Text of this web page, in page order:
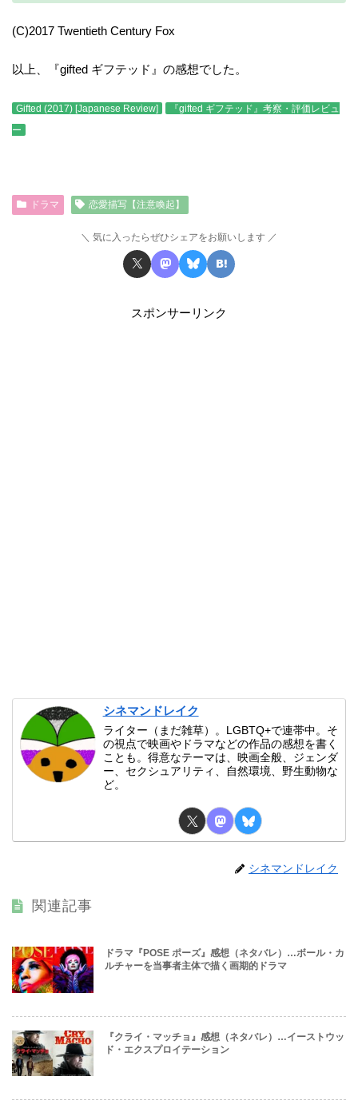
(C)2017 Twentieth Century Fox
以上、『gifted ギフテッド』の感想でした。
Gifted (2017) [Japanese Review]
『gifted ギフテッド』考察・評価レビュ
ー
ドラマ 恋愛描写【注意喚起】
気に入ったらぜひシェアをお願いします
スポンサーリンク
シネマンドレイク
ライター（まだ雑草）。LGBTQ+で連帯中。そ
の視点で映画やドラマなどの作品の感想を書く
ことも。得意なテーマは、映画全般、ジェンダ
ー、セクシュアリティ、自然環境、野生動物な
ど。
シネマンドレイク
関連記事
ドラマ『POSE ポーズ』感想（ネタバレ）…ボール・カ
ルチャーを当事者主体で描く画期的ドラマ
『クライ・マッチョ』感想（ネタバレ）…イーストウッ
ド・エクスプロイテーション